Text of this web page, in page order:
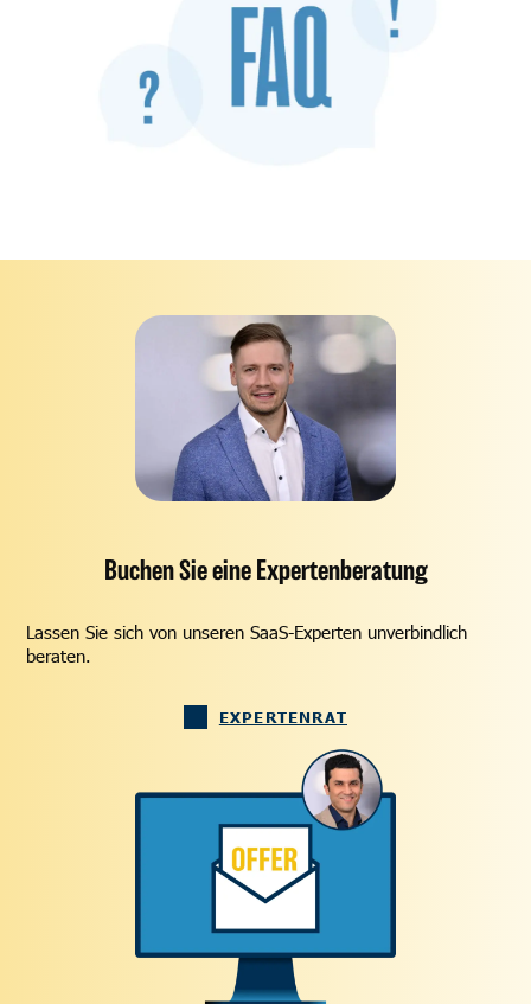
Buchen Sie eine Expertenberatung
Lassen Sie sich von unseren SaaS-Experten unverbindlich
beraten.
EXPERTENRAT